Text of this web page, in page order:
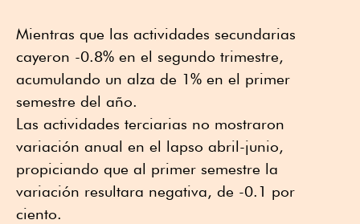
Mientras que las actividades secundarias
cayeron -0.8% en el segundo trimestre,
acumulando un alza de 1% en el primer
semestre del año.
Las actividades terciarias no mostraron
variación anual en el lapso abril-junio,
propiciando que al primer semestre la
variación resultara negativa, de -0.1 por
ciento.